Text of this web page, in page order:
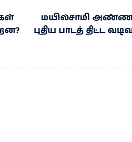
மயில்சாமி
புதிய பாடத் திட்ட